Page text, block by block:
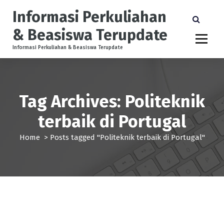
o
Informasi Perkuliahan
& Beasiswa Terupdate
Informasi Perkuliahan & Beasiswa Terupdate
Tag Archives: Politeknik
terbaik di Portugal
Home > Posts tagged "Politeknik terbaik di Portugal"